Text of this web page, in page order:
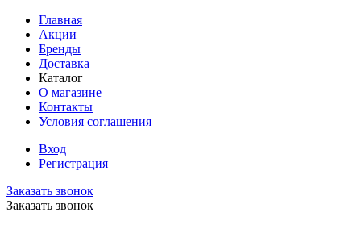
Главная
Акции
Бренды
Доставка
Каталог
О магазине
Контакты
Условия соглашения
Вход
Регистрация
Заказать звонок
Заказать звонок